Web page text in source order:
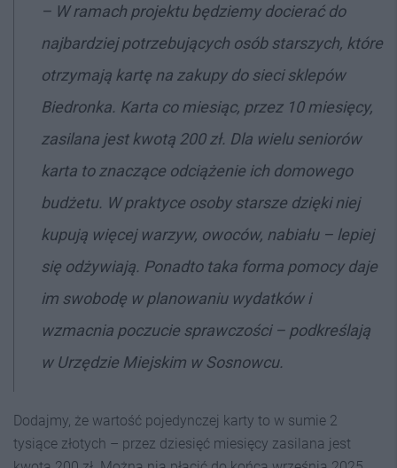
– W ramach projektu będziemy docierać do
najbardziej potrzebujących osób starszych, które
otrzymają kartę na zakupy do sieci sklepów
Biedronka. Karta co miesiąc, przez 10 miesięcy,
zasilana jest kwotą 200 zł. Dla wielu seniorów
karta to znaczące odciążenie ich domowego
budżetu. W praktyce osoby starsze dzięki niej
kupują więcej warzyw, owoców, nabiału – lepiej
się odżywiają. Ponadto taka forma pomocy daje
im swobodę w planowaniu wydatków i
wzmacnia poczucie sprawczości – podkreślają
w Urzędzie Miejskim w Sosnowcu.
Dodajmy, że wartość pojedynczej karty to w sumie 2
tysiące złotych – przez dziesięć miesięcy zasilana jest